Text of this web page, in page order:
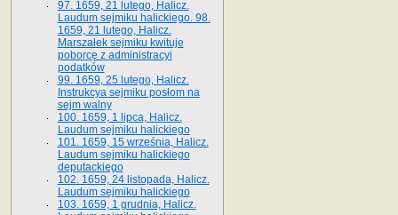
97. 1659, 21 lutego, Halicz.
Laudum sejmiku halickiego. 98.
1659, 21 lutego, Halicz.
Marszałek sejmiku kwituje
poborcę z administracyi
podatków
99. 1659, 25 lutego, Halicz.
Instrukcya sejmiku posłom na
sejm walny
100. 1659, 1 lipca, Halicz.
Laudum sejmiku halickiego
101. 1659, 15 września, Halicz.
Laudum sejmiku halickiego
deputackiego
102. 1659, 24 listopada, Halicz.
Laudum sejmiku halickiego
103. 1659, 1 grudnia, Halicz.